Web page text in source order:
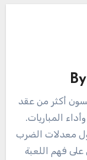
By
أكثر من عقد
المباريات.
معدلات الضرب
على فهم اللعبة